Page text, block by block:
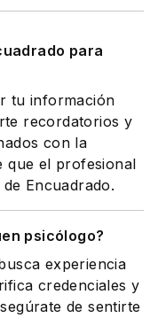
para
tu información
recordatorios y
con la
que el profesional
Encuadrado.
psicólogo?
experiencia
credenciales y
de sentirte